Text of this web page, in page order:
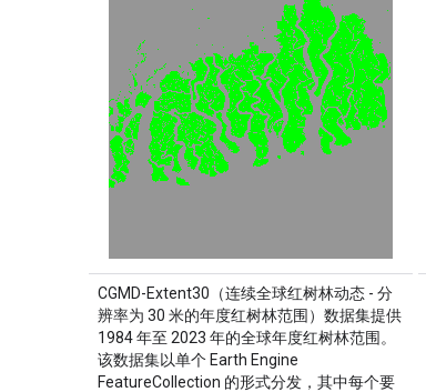
CGMD-Extent30（连续全球红树林动态 - 分
辨率为 30 米的年度红树林范围）数据集提供
1984 年至 2023 年的全球年度红树林范围。
该数据集以单个 Earth Engine
FeatureCollection 的形式分发，其中每个要